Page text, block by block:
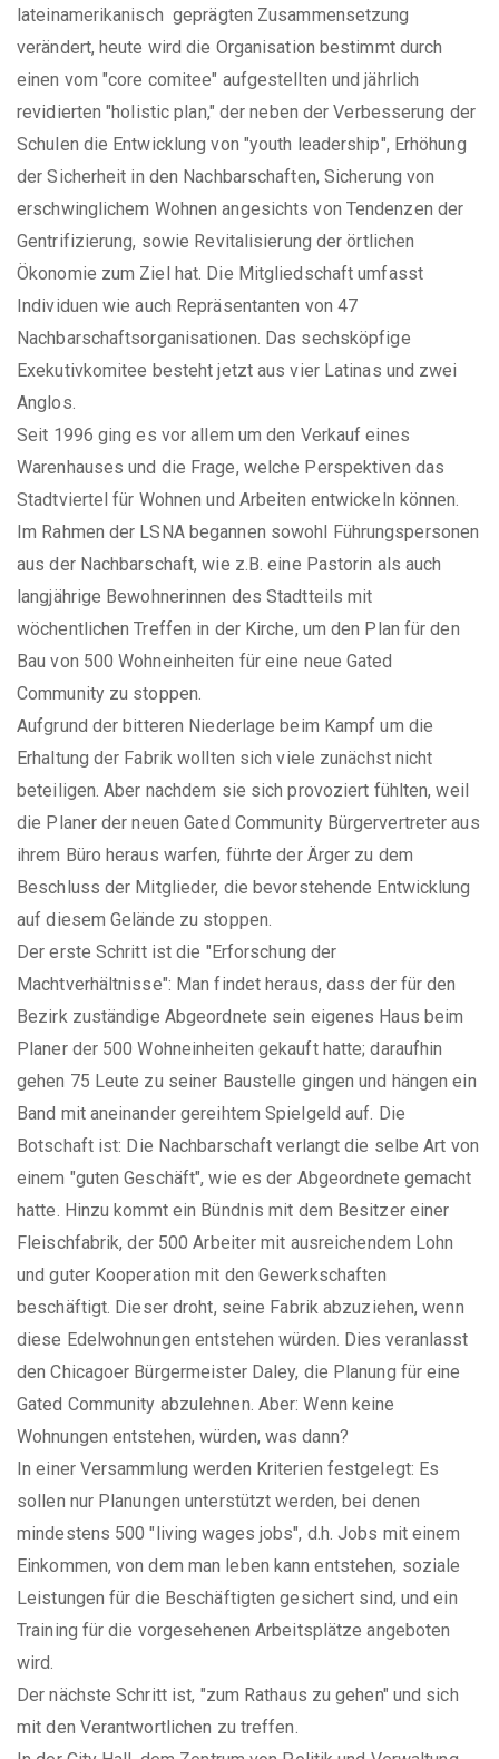
lateinamerikanisch geprägten Zusammensetzung
verändert, heute wird die Organisation bestimmt durch
einen vom "core comitee" aufgestellten und jährlich
revidierten "holistic plan," der neben der Verbesserung der
Schulen die Entwicklung von "youth leadership", Erhöhung
der Sicherheit in den Nachbarschaften, Sicherung von
erschwinglichem Wohnen angesichts von Tendenzen der
Gentrifizierung, sowie Revitalisierung der örtlichen
Ökonomie zum Ziel hat. Die Mitgliedschaft umfasst
Individuen wie auch Repräsentanten von 47
Nachbarschaftsorganisationen. Das sechsköpfige
Exekutivkomitee besteht jetzt aus vier Latinas und zwei
Anglos.
Seit 1996 ging es vor allem um den Verkauf eines
Warenhauses und die Frage, welche Perspektiven das
Stadtviertel für Wohnen und Arbeiten entwickeln können.
Im Rahmen der LSNA begannen sowohl Führungspersonen
aus der Nachbarschaft, wie z.B. eine Pastorin als auch
langjährige Bewohnerinnen des Stadtteils mit
wöchentlichen Treffen in der Kirche, um den Plan für den
Bau von 500 Wohneinheiten für eine neue Gated
Community zu stoppen.
Aufgrund der bitteren Niederlage beim Kampf um die
Erhaltung der Fabrik wollten sich viele zunächst nicht
beteiligen. Aber nachdem sie sich provoziert fühlten, weil
die Planer der neuen Gated Community Bürgervertreter aus
ihrem Büro heraus warfen, führte der Ärger zu dem
Beschluss der Mitglieder, die bevorstehende Entwicklung
auf diesem Gelände zu stoppen.
Der erste Schritt ist die "Erforschung der
Machtverhältnisse": Man findet heraus, dass der für den
Bezirk zuständige Abgeordnete sein eigenes Haus beim
Planer der 500 Wohneinheiten gekauft hatte; daraufhin
gehen 75 Leute zu seiner Baustelle gingen und hängen ein
Band mit aneinander gereihtem Spielgeld auf. Die
Botschaft ist: Die Nachbarschaft verlangt die selbe Art von
einem "guten Geschäft", wie es der Abgeordnete gemacht
hatte. Hinzu kommt ein Bündnis mit dem Besitzer einer
Fleischfabrik, der 500 Arbeiter mit ausreichendem Lohn
und guter Kooperation mit den Gewerkschaften
beschäftigt. Dieser droht, seine Fabrik abzuziehen, wenn
diese Edelwohnungen entstehen würden. Dies veranlasst
den Chicagoer Bürgermeister Daley, die Planung für eine
Gated Community abzulehnen. Aber: Wenn keine
Wohnungen entstehen, würden, was dann?
In einer Versammlung werden Kriterien festgelegt: Es
sollen nur Planungen unterstützt werden, bei denen
mindestens 500 "living wages jobs", d.h. Jobs mit einem
Einkommen, von dem man leben kann entstehen, soziale
Leistungen für die Beschäftigten gesichert sind, und ein
Training für die vorgesehenen Arbeitsplätze angeboten
wird.
Der nächste Schritt ist, "zum Rathaus zu gehen" und sich
mit den Verantwortlichen zu treffen.